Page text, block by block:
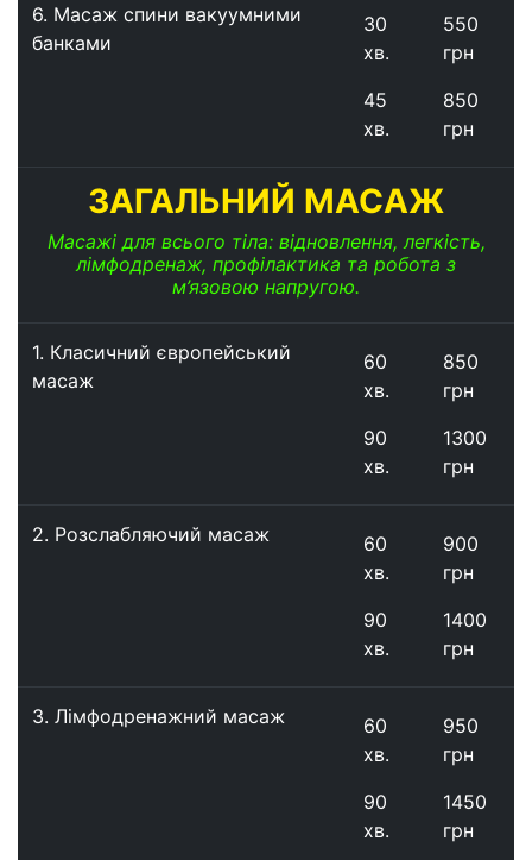
6. Масаж спини вакуумними
банками
30
хв.
45
хв.
550
грн
850
грн
ЗАГАЛЬНИЙ МАСАЖ
Масажі для всього тіла: відновлення, легкість,
лімфодренаж, профілактика та робота з
м’язовою напругою.
1. Класичний європейський
масаж
60
хв.
90
хв.
850
грн
1300
грн
2. Розслабляючий масаж
60
хв.
90
хв.
900
грн
1400
грн
3. Лімфодренажний масаж
60
хв.
90
хв.
950
грн
1450
грн